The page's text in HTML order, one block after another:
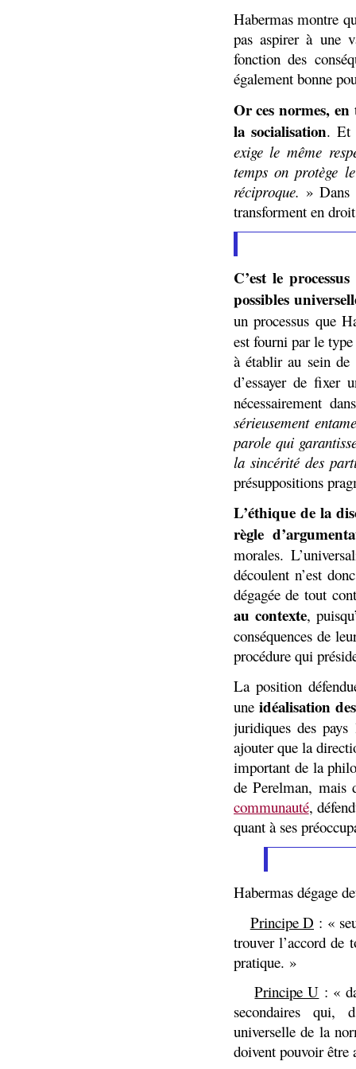
Habermas montre
pas aspirer à une
fonction des
également bonne
Or ces normes,
la socialisation.
exige le même
temps on protège
réciproque. » Dans
transforment en
C’est le
possibles
un processus que
est fourni par le
à établir au sein
d’essayer de fixer
nécessairement
sérieusement
parole qui
la sincérité des
présuppositions
L’éthique de la
règle
morales.
découlent n’est
dégagée de tout
au contexte,
conséquences de
procédure qui
La position
uneidéalisation
juridiques des
ajouter que la
important de la
de Perelman, mais
communauté,
quant à ses
Habermas dégage
Principe D : «
trouver l’accord de
pratique. »
Principe U : «
secondaires qui,
universelle de la
doivent pouvoir être